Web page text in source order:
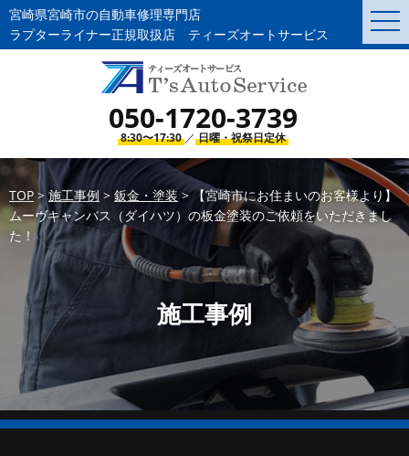
宮崎県宮崎市の自動車修理専門店
ラプターライナー正規取扱店 ティーズオートサービス
050-1720-3739
8:30〜17:30 ／ 日曜・祝祭日定休
TOP >施工事例 > 鈑金・塗装 >【宮崎市にお住まいのお客様より】
ムーヴキャンバス（ダイハツ）の板金塗装のご依頼をいただきまし
た！
施工事例